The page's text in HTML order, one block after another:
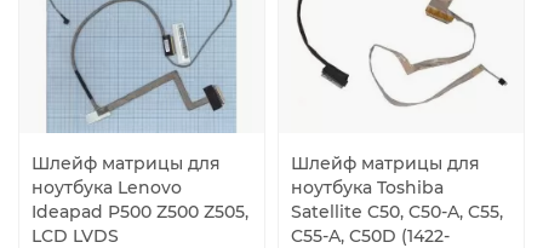
Шлейф матрицы для
ноутбука Lenovo
Ideapad P500 Z500 Z505,
LCD LVDS
Шлейф матрицы для
ноутбука Toshiba
Satellite C50, C50-A, C55,
C55-A, C50D (1422-